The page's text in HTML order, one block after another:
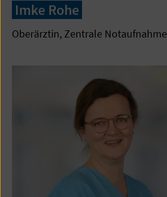
Imke Rohe
Oberärztin, Zentrale Notaufnahme